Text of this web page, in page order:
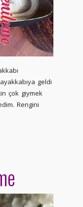
geldi
çok giymek
Rengini